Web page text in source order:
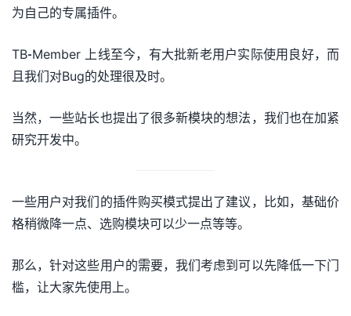
为自己的专属插件。
TB-Member 上线至今，有大批新老用户实际使用良好，而
且我们对Bug的处理很及时。
当然，一些站长也提出了很多新模块的想法，我们也在加紧
研究开发中。
一些用户对我们的插件购买模式提出了建议，比如，基础价
格稍微降一点、选购模块可以少一点等等。
那么，针对这些用户的需要，我们考虑到可以先降低一下门
槛，让大家先使用上。